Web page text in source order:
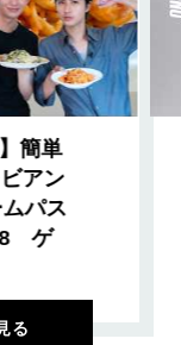
簡単
アン
パス
ゲ
る